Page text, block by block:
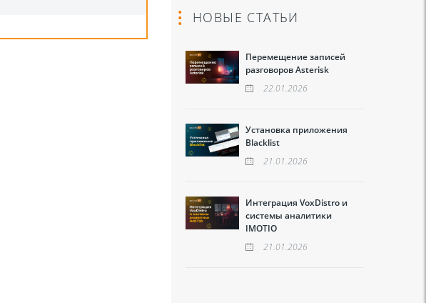
НОВЫЕ СТАТЬИ
Перемещение записей
разговоров Asterisk
22.01.2026
Установка приложения
Blacklist
21.01.2026
Интеграция VoxDistro и
системы аналитики
IMOTIO
21.01.2026